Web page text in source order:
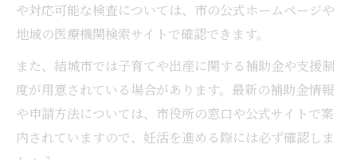
や対応可能な検査については、市の公式ホームページや
地域の医療機関検索サイトで確認できます。
また、結城市では子育てや出産に関する補助金や支援制
度が用意されている場合があります。最新の補助金情報
や申請方法については、市役所の窓口や公式サイトで案
内されていますので、妊活を進める際には必ず確認しま